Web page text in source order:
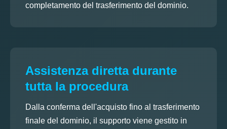
completamento del trasferimento del dominio.
Assistenza diretta durante
tutta la procedura
Dalla conferma dell'acquisto fino al trasferimento
finale del dominio, il supporto viene gestito in